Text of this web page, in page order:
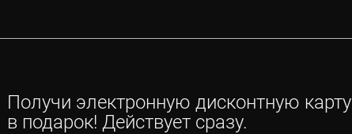
Получи электронную дисконтную карту
в подарок! Действует сразу.